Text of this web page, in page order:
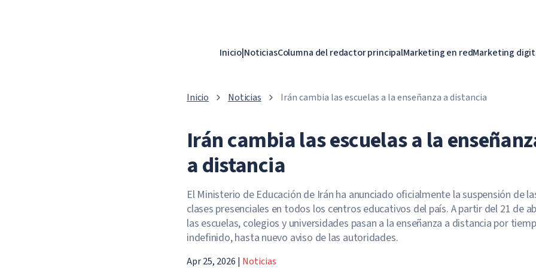
Inicio|NoticiasColumna del redactor principalMarketing en redMarketing
Inicio Noticias Irán cambia las escuelas a la enseñanza a distancia
Irán cambia las escuelas a la
a distancia
El Ministerio de Educación de Irán ha anunciado oficialmente la suspensión de
clases presenciales en todos los centros educativos del país. A partir del 21 de
las escuelas, colegios y universidades pasan a la enseñanza a distancia por
indefinido, hasta nuevo aviso de las autoridades.
Apr 25, 2026 | Noticias